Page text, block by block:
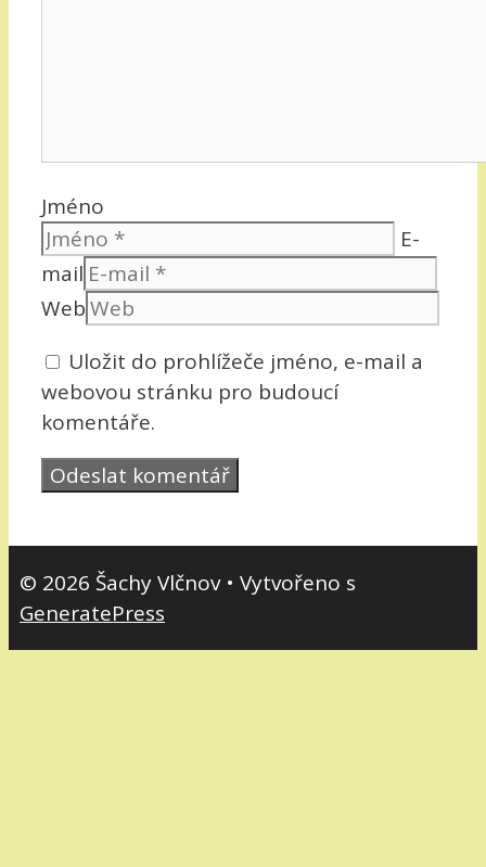
Jméno
E-
mail
Web
Uložit do prohlížeče jméno, e-mail a
webovou stránku pro budoucí
komentáře.
© 2026 Šachy Vlčnov• Vytvořeno s
GeneratePress